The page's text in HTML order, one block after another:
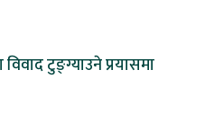
टुङ्ग्याउने प्रयासमा